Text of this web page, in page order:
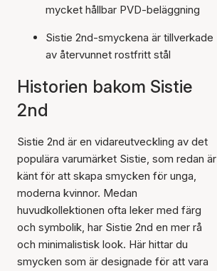
mycket hållbar PVD-beläggning
Sistie 2nd-smyckena är tillverkade
av återvunnet rostfritt stål
Historien bakom Sistie
2nd
Sistie 2nd är en vidareutveckling av det
populära varumärket Sistie, som redan är
känt för att skapa smycken för unga,
moderna kvinnor. Medan
huvudkollektionen ofta leker med färg
och symbolik, har Sistie 2nd en mer rå
och minimalistisk look. Här hittar du
smycken som är designade för att vara